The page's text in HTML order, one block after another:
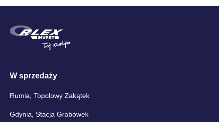
W sprzedaży
Rumia, Topolowy Zakątek
Gdynia, Stacja Grabówek